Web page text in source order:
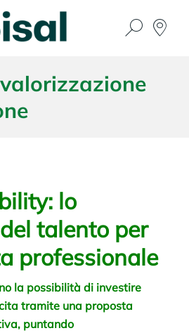
lo
talento per
professionale
la possibilità di investire
tramite una proposta
puntando